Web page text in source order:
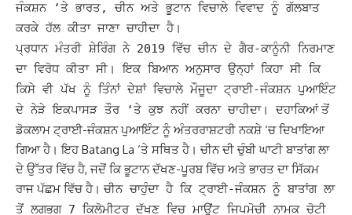
ਜੰਕਸ਼ਨ ‘ਤੇ ਭਾਰਤ, ਚੀਨ ਅਤੇ ਭੂਟਾਨ ਵਿਚਾਲੇ ਵਿਵਾਦ ਨੂੰ ਗੱਲਬਾਤ
ਕਰਕੇ ਹੱਲ ਕੀਤਾ ਜਾਣਾ ਚਾਹੀਦਾ ਹੈ।
ਪ੍ਰਧਾਨ ਮੰਤਰੀ ਸ਼ੇਰਿੰਗ ਨੇ 2019 ਵਿੱਚ ਚੀਨ ਦੇ ਗੈਰ-ਕਾਨੂੰਨੀ ਨਿਰਮਾਣ
ਦਾ ਵਿਰੋਧ ਕੀਤਾ ਸੀ। ਇਕ ਬਿਆਨ ਅਨੁਸਾਰ ਉਨ੍ਹਾਂ ਕਿਹਾ ਸੀ ਕਿ
ਕਿਸੇ ਵੀ ਪੱਖ ਨੂੰ ਤਿੰਨਾਂ ਦੇਸ਼ਾਂ ਵਿਚਾਲੇ ਮੌਜੂਦਾ ਟ੍ਰਾਈ-ਜੰਕਸ਼ਨ ਪੁਆਇੰਟ
ਦੇ ਨੇੜੇ ਇਕਪਾਸੜ ਤੌਰ ‘ਤੇ ਕੁਝ ਨਹੀਂ ਕਰਨਾ ਚਾਹੀਦਾ। ਦਹਾਕਿਆਂ ਤੋਂ
ਡੋਕਲਾਮ ਟ੍ਰਾਈ-ਜੰਕਸ਼ਨ ਪੁਆਇੰਟ ਨੂੰ ਅੰਤਰਰਾਸ਼ਟਰੀ ਨਕਸ਼ੇ ‘ਚ ਦਿਖਾਇਆ
ਗਿਆ ਹੈ। ਇਹ Batang La ‘ਤੇ ਸਥਿਤ ਹੈ। ਚੀਨ ਦੀ ਚੁੰਬੀ ਘਾਟੀ ਬਾਤਾਂਗ ਲਾ
ਦੇ ਉੱਤਰ ਵਿੱਚ ਹੈ, ਜਦੋਂ ਕਿ ਭੂਟਾਨ ਦੱਖਣ-ਪੂਰਬ ਵਿੱਚ ਅਤੇ ਭਾਰਤ ਦਾ ਸਿੱਕਮ
ਰਾਜ ਪੱਛਮ ਵਿੱਚ ਹੈ। ਚੀਨ ਚਾਹੁੰਦਾ ਹੈ ਕਿ ਟ੍ਰਾਈ-ਜੰਕਸ਼ਨ ਨੂੰ ਬਾਤਾਂਗ ਲਾ
ਤੋਂ ਲਗਭਗ 7 ਕਿਲੋਮੀਟਰ ਦੱਖਣ ਵਿਚ ਮਾਊਂਟ ਜਿਪਮੋਚੀ ਨਾਮਕ ਚੋਟੀ